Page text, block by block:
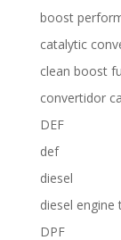
boost
catalytic
clean boost
convertidor
DEF
def
diesel
diesel engine
DPF